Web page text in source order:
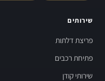
שירותים
פריצת דלתות
פתיחת רכבים
שירותי קודן